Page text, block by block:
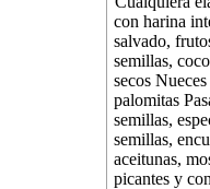
con harina
salvado,
semillas,
secos
palomitas
semillas,
semillas,
aceitunas,
picantes y